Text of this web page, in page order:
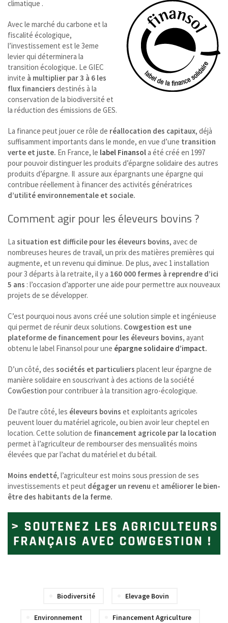
climatique .
Avec le marché du carbone et la
fiscalité écologique,
l’investissement est le 3eme
levier qui déterminera la
transition écologique. Le GIEC
invite à multiplier par 3 à 6 les
flux financiers destinés à la
conservation de la biodiversité et
la réduction des émissions de GES.
La finance peut jouer ce rôle de réallocation des capitaux, déjà
suffisamment importants dans le monde, en vue d’une transition
verte et juste. En France, le label Finansola été créé en 1997
pour pouvoir distinguer les produits d’épargne solidaire des autres
produits d’épargne. Il assure aux épargnants une épargne qui
contribue réellement à financer des activités génératrices
d’utilité environnementale et sociale.
Comment agir pour les éleveurs bovins ?
La situation est difficile pour les éleveurs bovins, avec de
nombreuses heures de travail, un prix des matières premières qui
augmente, et un revenu qui diminue. De plus, avec 1 installation
pour 3 départs à la retraite, il y a 160 000 fermes à reprendre d’ici
5 ans : l’occasion d’apporter une aide pour permettre aux nouveaux
projets de se développer.
C’est pourquoi nous avons créé une solution simple et ingénieuse
qui permet de réunir deux solutions. Cowgestion est une
plateforme de financement pour les éleveurs bovins, ayant
obtenu le label Finansol pour une épargne solidaire d’impact.
D’un côté, des sociétés et particuliers placent leur épargne de
manière solidaire en souscrivant à des actions de la société
CowGestion pour contribuer à la transition agro-écologique.
De l’autre côté, les éleveurs bovins et exploitants agricoles
peuvent louer du matériel agricole, ou bien avoir leur cheptel en
location. Cette solution de financement agricole par la location
permet à l’agriculteur de rembourser des mensualités moins
élevées que par l’achat du matériel et du bétail.
Moins endetté, l’agriculteur est moins sous pression de ses
investissements et peut dégager un revenu et améliorer le bien-
être des habitants de la ferme.
Biodiversité Elevage Bovin
Environnement Financement Agriculture